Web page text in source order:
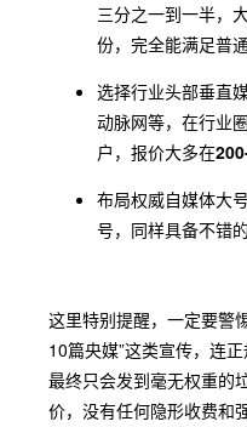
三分之一到一半，
份，完全能满足普
选择行业头部垂直
动脉网等，在行业
户，报价大多在
布局权威自媒体大
号，同样具备不错
这里特别提醒，一定要警
10篇央媒”这类宣传，连
最终只会发到毫无权重的
价，没有任何隐形收费和